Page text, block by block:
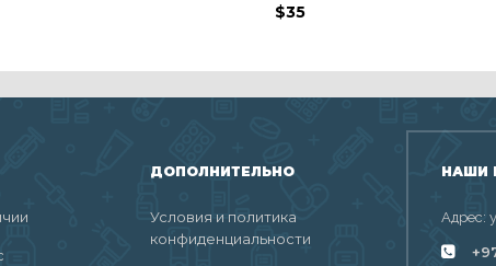
$35
ДОПОЛНИТЕЛЬНО
Условия и политика
конфиденциальности
НАШИ
Адрес: